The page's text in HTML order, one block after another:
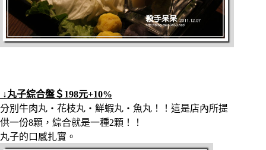
↓丸子綜合盤＄198元+10%
分別牛肉丸‧花枝丸‧鮮蝦丸‧魚丸！！這是店內所提
供一份8顆，綜合就是一種2顆！！
丸子的口感扎實。